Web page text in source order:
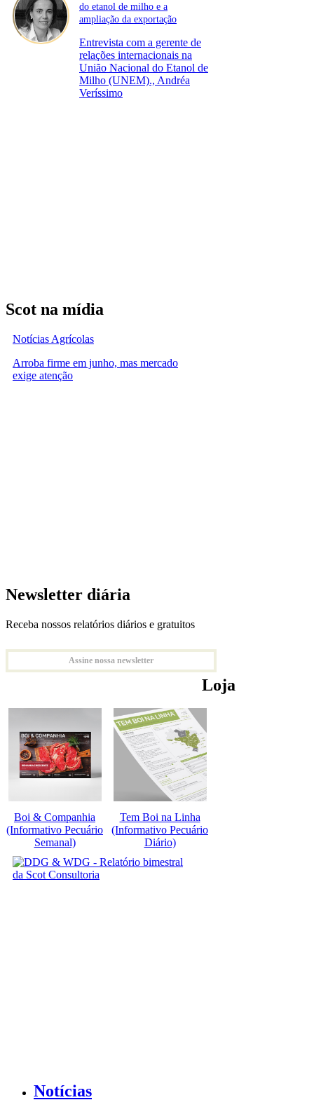
do etanol de milho e a
ampliação da exportação
Entrevista com a gerente de
relações internacionais na
União Nacional do Etanol de
Milho (UNEM)., Andréa
Veríssimo
Scot na mídia
Notícias Agrícolas
Arroba firme em junho, mas mercado
exige atenção
Newsletter diária
Receba nossos relatórios diários e gratuitos
Assine nossa newsletter
Loja
Boi & Companhia
(Informativo Pecuário
Semanal)
Tem Boi na Linha
(Informativo Pecuário
Diário)
Notícias